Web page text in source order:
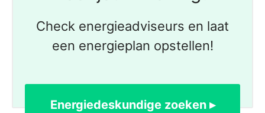
Check energieadviseurs en laat
een energieplan opstellen!
Energiedeskundige zoeken ▸